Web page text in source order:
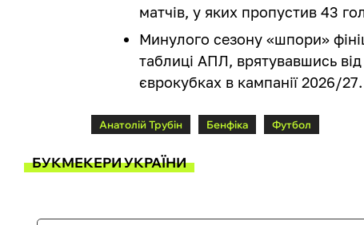
матчів, у яких пропустив 43
Минулого сезону «шпори»
таблиці АПЛ, врятувавшись від
єврокубках в кампанії 2026/27.
Анатолій Трубін Бенфіка Футбол
БУКМЕКЕРИ УКРАЇНИ